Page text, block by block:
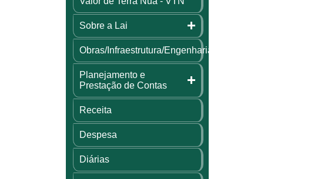
Sobre a Lai
Obras/Infraestrutura/Engenharia
Planejamento e
Prestação de Contas
Receita
Despesa
Diárias